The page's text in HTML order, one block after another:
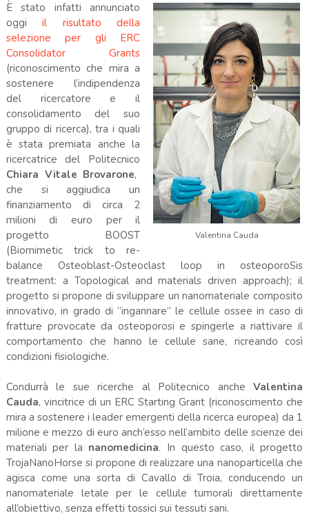
Valentina Cauda
È stato infatti annunciato
oggiil risultato della
selezione per gli ERC
Consolidator Grants
(riconoscimento che mira a
sostenere l’indipendenza
del ricercatore e il
consolidamento del suo
gruppo di ricerca), tra i quali
è stata premiata anche la
ricercatrice del Politecnico
Chiara Vitale Brovarone,
che si aggiudica un
finanziamento di circa 2
milioni di euro per il
progetto BOOST
(Biomimetic trick to re-
balance Osteoblast-Osteoclast loop in osteoporoSis
treatment: a Topological and materials driven approach); il
progetto si propone di sviluppare un nanomateriale composito
innovativo, in grado di “ingannare” le cellule ossee in caso di
fratture provocate da osteoporosi e spingerle a riattivare il
comportamento che hanno le cellule sane, ricreando così
condizioni fisiologiche.
Condurrà le sue ricerche al Politecnico ancheValentina
Cauda, vincitrice di un ERC Starting Grant (riconoscimento che
mira a sostenere i leader emergenti della ricerca europea) da 1
milione e mezzo di euro anch’esso nell’ambito delle scienze dei
materiali per la nanomedicina. In questo caso, il progetto
TrojaNanoHorse si propone di realizzare una nanoparticella che
agisca come una sorta di Cavallo di Troia, conducendo un
nanomateriale letale per le cellule tumorali direttamente
all’obiettivo, senza effetti tossici sui tessuti sani.